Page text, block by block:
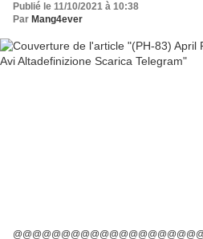
Publié le 11/10/2021 à 10:38
Par Mang4ever